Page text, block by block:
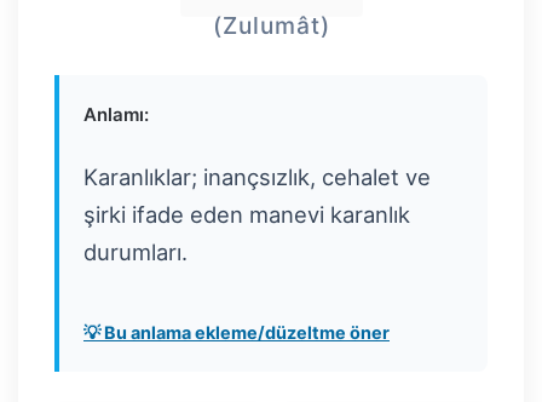
(Zulumât)
Anlamı:
Karanlıklar; inançsızlık, cehalet ve
şirki ifade eden manevi karanlık
durumları.
💡 Bu anlama ekleme/düzeltme öner